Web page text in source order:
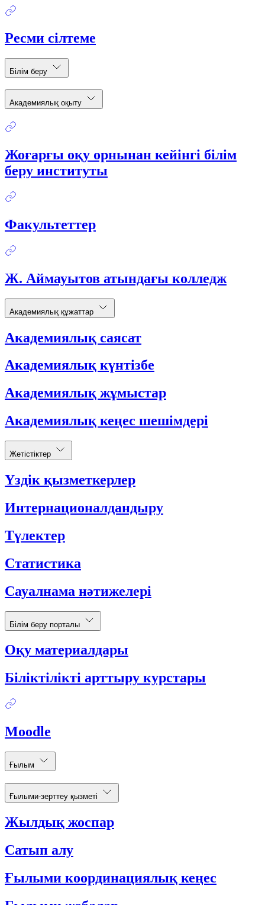
Ресми сілтеме
Білім беру
Академиялық оқыту
Жоғарғы оқу орнынан кейінгі білім
беру институты
Факультеттер
Ж. Аймауытов атындағы колледж
Академиялық құжаттар
Академиялық саясат
Академиялық күнтізбе
Академиялық жұмыстар
Академиялық кеңес шешімдері
Жетістіктер
Үздік қызметкерлер
Интернационалдандыру
Түлектер
Статистика
Сауалнама нәтижелері
Білім беру порталы
Оқу материалдары
Біліктілікті арттыру курстары
Moodle
Ғылым
Ғылыми-зерттеу қызметі
Жылдық жоспар
Сатып алу
Ғылыми координациялық кеңес